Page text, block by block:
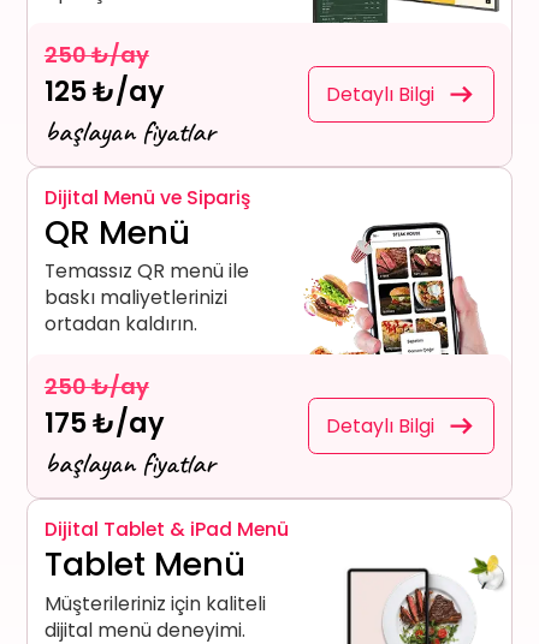
250 ₺/ay
125 ₺/ay
başlayan fiyatlar
Detaylı Bilgi
Dijital Menü ve Sipariş
QR Menü
Temassız QR menü ile
baskı maliyetlerinizi
ortadan kaldırın.
250 ₺/ay
175 ₺/ay
başlayan fiyatlar
Detaylı Bilgi
Dijital Tablet & iPad Menü
Tablet Menü
Müşterileriniz için kaliteli
dijital menü deneyimi.